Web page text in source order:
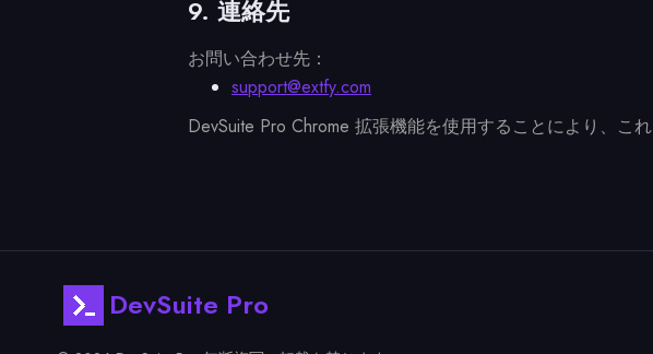
9. 連絡先
お問い合わせ先：
support@extfy.com
DevSuite Pro Chrome 拡張機能を使用することにより、こ
DevSuite Pro